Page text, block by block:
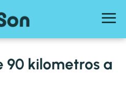
90 kilometros a